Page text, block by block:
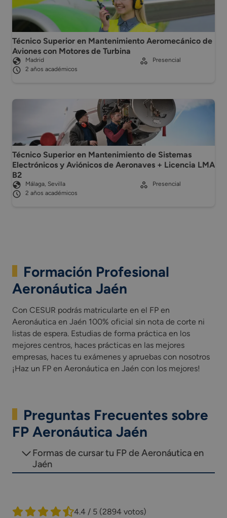
Técnico Superior en Mantenimiento Aeromecánico de
Aviones con Motores de Turbina
Madrid
2 años académicos
Presencial
Técnico Superior en Mantenimiento de Sistemas
Electrónicos y Aviónicos de Aeronaves + Licencia LMA
B2
Málaga, Sevilla
2 años académicos
Presencial
Formación Profesional
Aeronáutica Jaén
Con CESUR podrás matricularte en el FP en
Aeronáutica en Jaén 100% oficial sin nota de corte ni
listas de espera. Estudias de forma práctica en los
mejores centros, haces prácticas en las mejores
empresas, haces tu exámenes y apruebas con nosotros
¡Haz un FP en Aeronáutica en Jaén con los mejores!
Preguntas Frecuentes sobre
FP Aeronáutica Jaén
Formas de cursar tu FP de Aeronáutica en
Jaén
4.4 / 5 (2894 votos)